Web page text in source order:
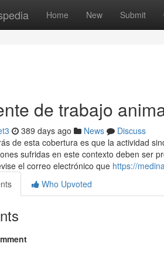
Home New Submit
de trabajo
389 days ago News
Discuss
de esta cobertura es que la actividad
sufridas en este contexto deben ser
el correo electrónico que https://
Who Upvoted